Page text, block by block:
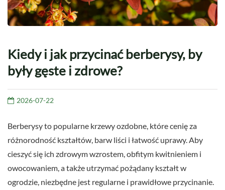
Kiedy i jak przycinać berberysy, by
były gęste i zdrowe?
2026-07-22
Berberysy to popularne krzewy ozdobne, które cenię za
różnorodność kształtów, barw liści i łatwość uprawy. Aby
cieszyć się ich zdrowym wzrostem, obfitym kwitnieniem i
owocowaniem, a także utrzymać pożądany kształt w
ogrodzie, niezbędne jest regularne i prawidłowe przycinanie.